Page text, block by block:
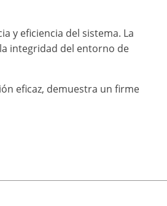
y eficiencia del sistema. La
integridad del entorno de
eficaz, demuestra un firme